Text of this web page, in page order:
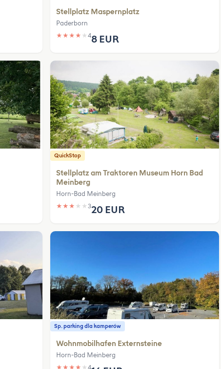
Stellplatz Maspernplatz
Paderborn
★ ★ ★ ★ ★48 EUR
QuickStop
Stellplatz am Traktoren Museum Horn Bad
Meinberg
Horn-Bad Meinberg
★ ★ ★ ★ ★320 EUR
Sp. parking dla kamperów
Wohnmobilhafen Externsteine
Horn-Bad Meinberg
★ ★ ★ ★ ★4